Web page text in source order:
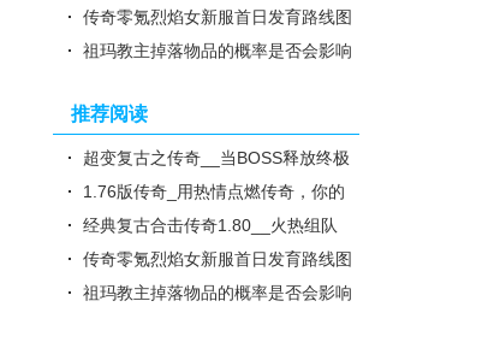
挑战，激爽升级体验
传奇零氪烈焰女新服首日发育路线图
祖玛教主掉落物品的概率是否会影响
推荐阅读
超变复古之传奇__当BOSS释放终极
buff，谁将笑傲江湖
1.76版传奇_用热情点燃传奇，你的
故事才刚刚开始。
经典复古合击传奇1.80__火热组队
挑战，激爽升级体验
传奇零氪烈焰女新服首日发育路线图
祖玛教主掉落物品的概率是否会影响